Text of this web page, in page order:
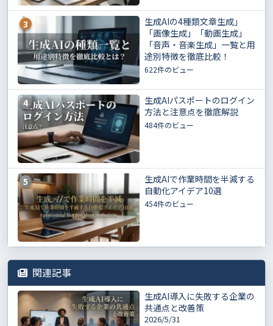
3
生成AIの4種類文章生成」
「画像生成」「動画生成」
「音声・音楽生成」一覧と用
途別特徴を徹底比較！
622件のビュー
4
生成AIパスポートのログイン
方法と注意点を徹底解説
484件のビュー
5
生成AIで作業時間を半減する
自動化アイデア10選
454件のビュー
関連記事
生成AI導入に失敗する企業の
共通点と改善策
2026/5/31